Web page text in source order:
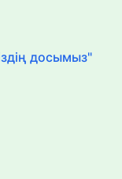
досымыз"